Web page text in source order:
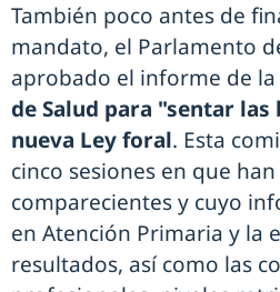
También poco antes de
mandato, el Parlamento
aprobado el informe de la
de Salud para "sentar las
nueva Ley foral. Esta
cinco sesiones en que
comparecientes y cuyo
en Atención Primaria y la
resultados, así como las